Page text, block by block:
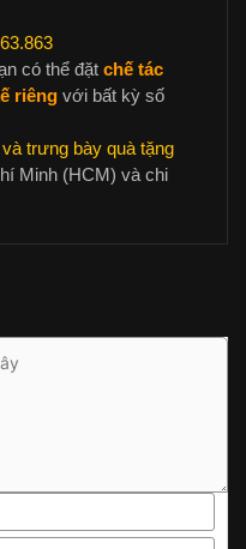
có thể đặt chế tác
riêng với bất kỳ số
trưng bày quà tặng
Minh (HCM) và chi